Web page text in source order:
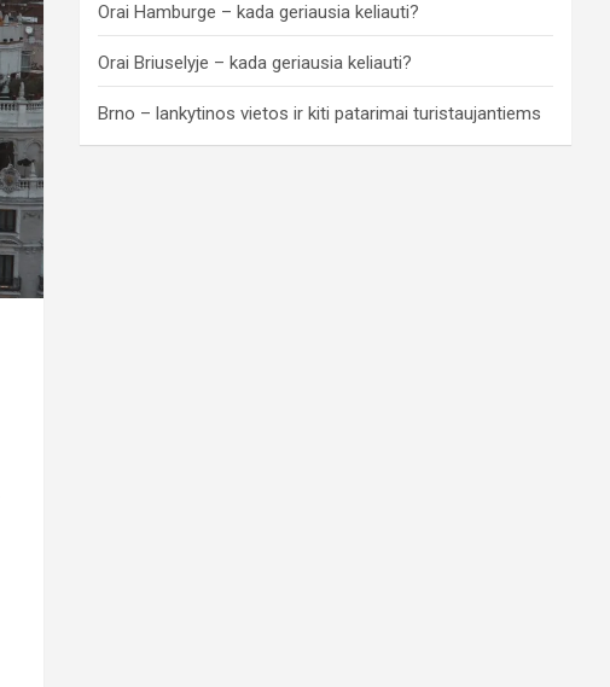
Orai Hamburge – kada geriausia keliauti?
Orai Briuselyje – kada geriausia keliauti?
Brno – lankytinos vietos ir kiti patarimai turistaujantiems